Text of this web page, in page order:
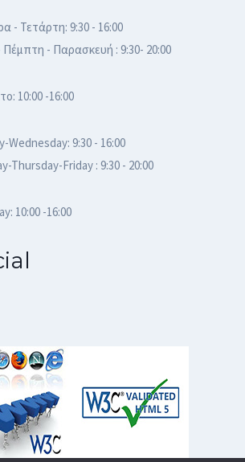
- Τετάρτη: 9:30 - 16:00
Πέμπτη - Παρασκευή : 9:30- 20:00
10:00 -16:00
Wednesday: 9:30 - 16:00
Thursday-Friday : 9:30 - 20:00
10:00 -16:00